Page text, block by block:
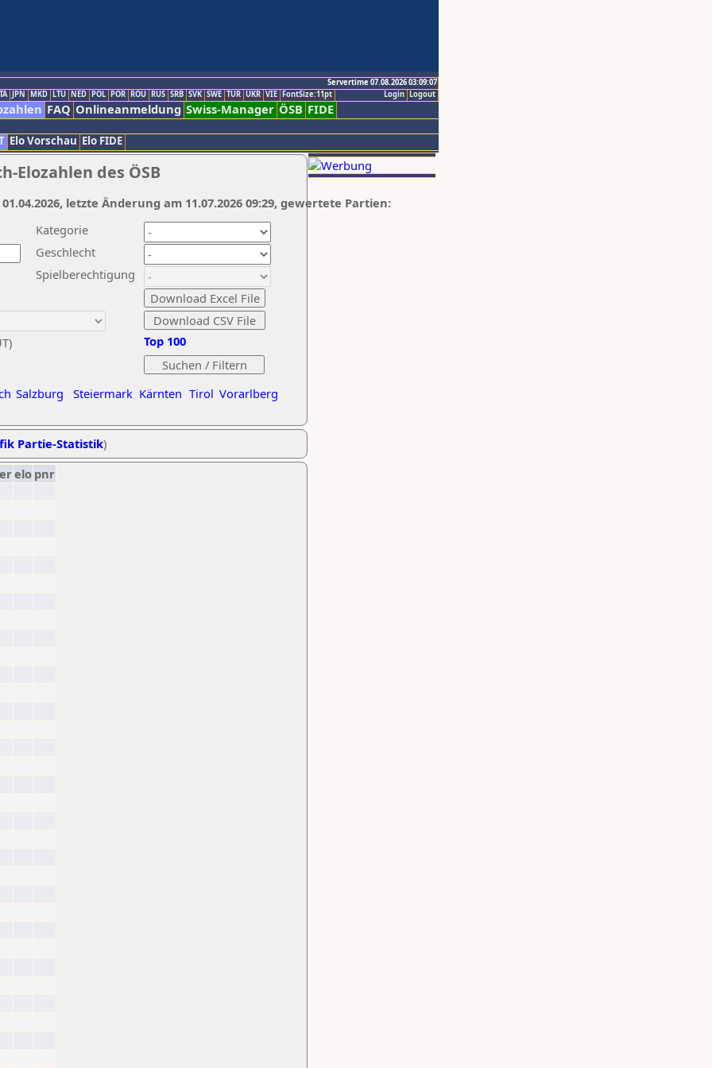
Servertime 07.08.2026 03:09:07
Logout
Login
JPN MKD LTU NED POL POR ROU RUS SRB SVK SWE TUR UKR VIE FontSize:11pt
FAQ Onlineanmeldung Swiss-Manager ÖSB FIDE
Elo Vorschau Elo FIDE
Elozahlen des ÖSB
Kategorie
Geschlecht
Spielberechtigung
Salzburg Steiermark Kärnten Tirol Vorarlberg
Top 100
letzte Änderung am 11.07.2026 09:29, gewertete Partien:
Partie-Statistik)
elo pnr